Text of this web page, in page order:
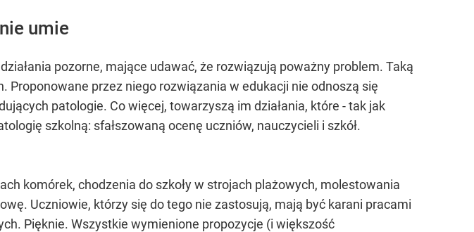
umie
pozorne, mające udawać, że rozwiązują poważny problem. Taką
przez niego rozwiązania w edukacji nie odnoszą się
patologie. Co więcej, towarzyszą im działania, które - tak jak
szkolną: sfałszowaną ocenę uczniów, nauczycieli i szkół.
komórek, chodzenia do szkoły w strojach plażowych, molestowania
Uczniowie, którzy się do tego nie zastosują, mają być karani pracami
Pięknie. Wszystkie wymienione propozycje (i większość